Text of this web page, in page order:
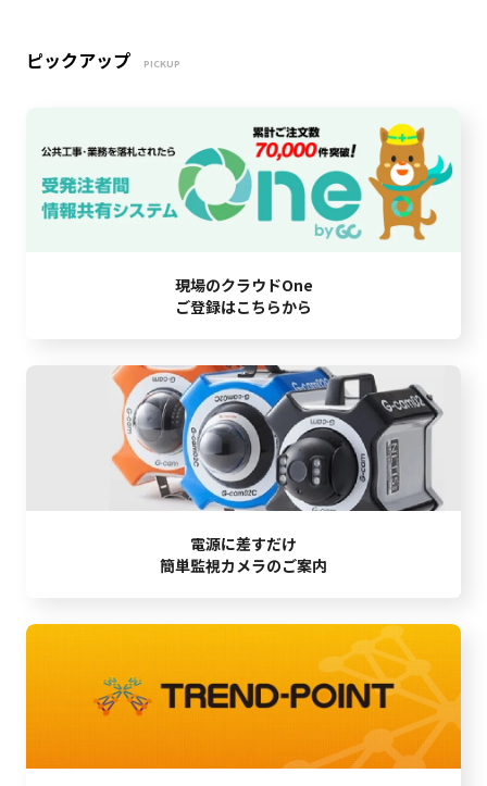
ピックアップ PICKUP
現場のクラウドOne
ご登録はこちらから
電源に差すだけ
簡単監視カメラのご案内